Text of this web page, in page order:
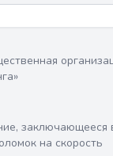
заключающееся
на скорость